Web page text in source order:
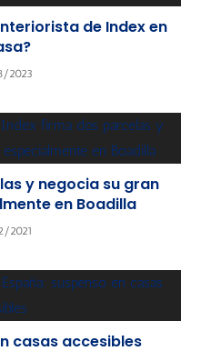
de Index en
2023
y negocia su gran
en Boadilla
2021
casas accesibles